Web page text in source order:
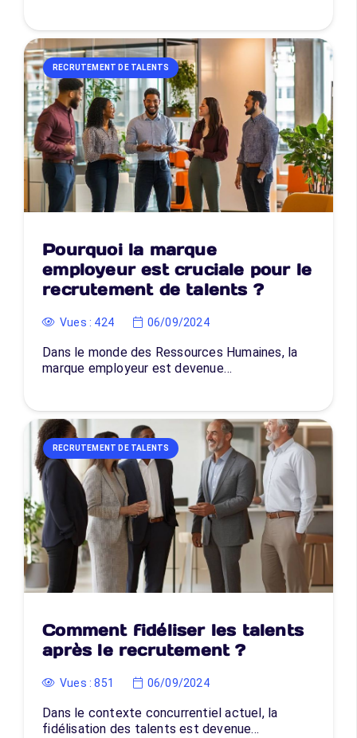
RECRUTEMENT DE TALENTS
Pourquoi la marque
employeur est cruciale pour le
recrutement de talents ?
Vues : 424 06/09/2024
Dans le monde des Ressources Humaines, la
marque employeur est devenue…
RECRUTEMENT DE TALENTS
Comment fidéliser les talents
après le recrutement ?
Vues :851 06/09/2024
Dans le contexte concurrentiel actuel, la
fidélisation des talents est devenue…